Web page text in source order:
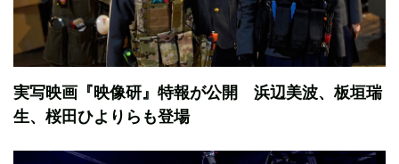
実写映画『映像研』特報が公開 浜辺美波、板垣瑞
生、桜田ひよりらも登場